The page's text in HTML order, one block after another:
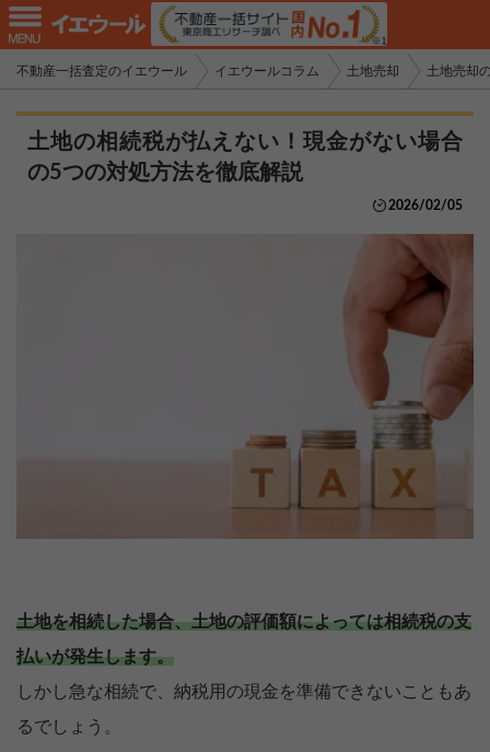
不動産一括査定のイエウール イエウールコラム 土地売却 土地売却
土地の相続税が払えない！現金がない場合
の5つの対処方法を徹底解説
2026/02/05
土地を相続した場合、土地の評価額によっては相続税の支
払いが発生します。
しかし急な相続で、納税用の現金を準備できないこともあ
るでしょう。